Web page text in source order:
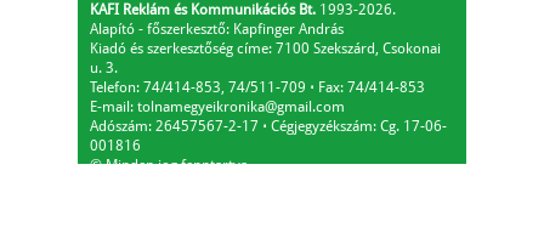
KAFI Reklám és Kommunikációs Bt. 1993-2026.
Alapító - főszerkesztő: Kapfinger András
Kiadó és szerkesztőség címe: 7100 Szekszárd, Csokonai
u. 3.
Telefon: 74/414-853, 74/511-709 ⋅ Fax: 74/414-853
E-mail: tolnamegyeikronika@gmail.com
Adószám: 26457567-2-17 ⋅ Cégjegyzékszám: Cg. 17-06-
001816
© Minden jog fenntartva.